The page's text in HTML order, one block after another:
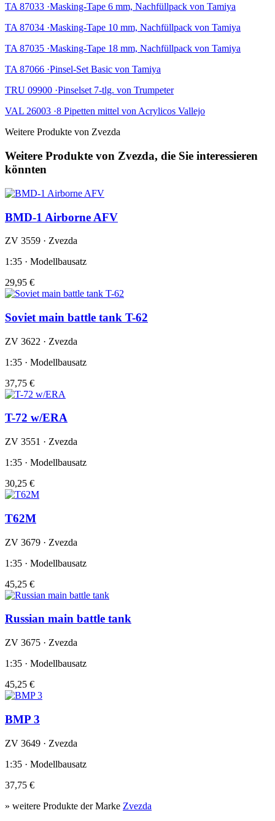
TA 87033 ·Masking-Tape 6 mm, Nachfüllpack von Tamiya
TA 87034 ·Masking-Tape 10 mm, Nachfüllpack von Tamiya
TA 87035 ·Masking-Tape 18 mm, Nachfüllpack von Tamiya
TA 87066 ·Pinsel-Set Basic von Tamiya
TRU 09900 ·Pinselset 7-tlg. von Trumpeter
VAL 26003 ·8 Pipetten mittel von Acrylicos Vallejo
Weitere Produkte von Zvezda
Weitere Produkte von Zvezda, die Sie interessieren
könnten
BMD-1 Airborne AFV
ZV 3559 · Zvezda
1:35 · Modellbausatz
29,95 €
Soviet main battle tank T-62
ZV 3622 · Zvezda
1:35 · Modellbausatz
37,75 €
T-72 w/ERA
ZV 3551 · Zvezda
1:35 · Modellbausatz
30,25 €
T62M
ZV 3679 · Zvezda
1:35 · Modellbausatz
45,25 €
Russian main battle tank
ZV 3675 · Zvezda
1:35 · Modellbausatz
45,25 €
BMP 3
ZV 3649 · Zvezda
1:35 · Modellbausatz
37,75 €
» weitere Produkte der Marke Zvezda